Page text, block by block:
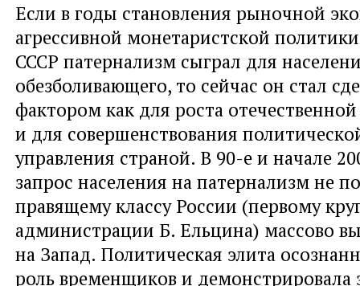
Если в годы становления рыночной
агрессивной монетаристской
СССР патернализм сыграл для
обезболивающего, то сейчас он стал
фактором как для роста
и для совершенствования
управления страной. В 90-е и начале
запрос населения на патернализм не
правящему классу России (первому
администрации Б. Ельцина) массово
на Запад. Политическая элита
роль временщиков и демонстрировала